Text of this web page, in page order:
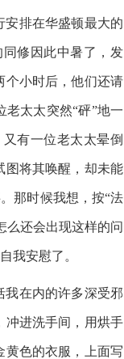
安排在华盛顿最大的
修因此中暑了，发
个小时后，他们还请
太太突然“砰”地一
有一位老太太晕倒
图将其唤醒，却未能
那时候我想，按“法
么还会出现这样的问
我安慰了。
我在内的许多深受邪
冲进洗手间，用烘手
黄色的衣服，上面写